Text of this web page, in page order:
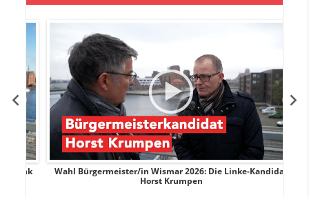
Wahl Bürgermeister/in Wismar 2026: Die Linke-Kandidat
Horst Krumpen